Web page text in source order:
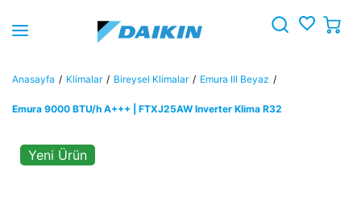
Anasayfa Klimalar Bireysel Klimalar Emura III Beyaz
Emura 9000 BTU/h A+++ | FTXJ25AW Inverter Klima R32
Yeni Ürün